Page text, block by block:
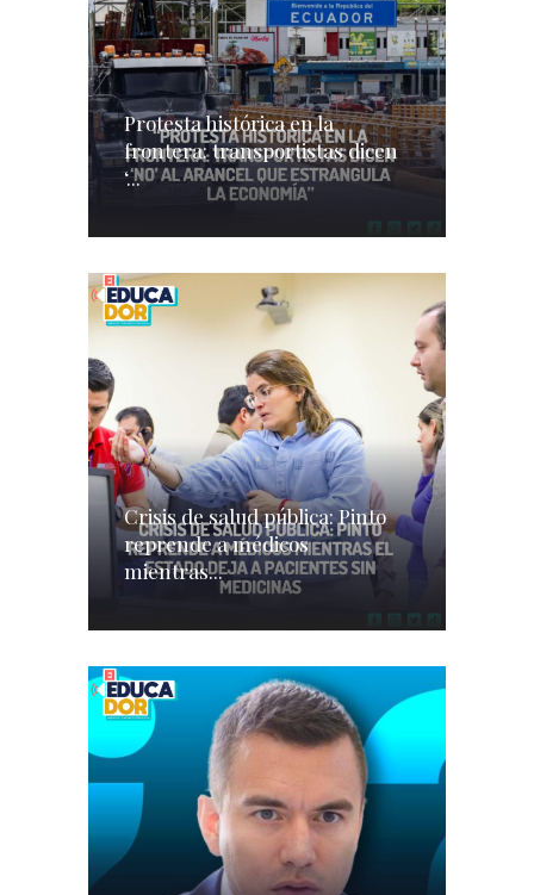
Protesta histórica en la
frontera: transportistas dicen
‘...
Crisis de salud pública: Pinto
reprende a médicos
mientras...